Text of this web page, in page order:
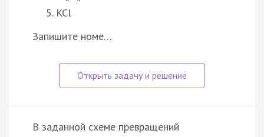
KCl
Запишите номе…
В заданной схеме превращений